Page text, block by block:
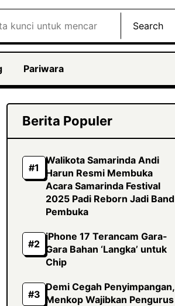
Search
Pariwara
Berita Populer
Walikota Samarinda Andi
Harun Resmi Membuka
Acara Samarinda Festival
2025 Padi Reborn Jadi Band
Pembuka
iPhone 17 Terancam Gara-
Gara Bahan ‘Langka’ untuk
Chip
Demi Cegah Penyimpangan,
Menkop Wajibkan Pengurus